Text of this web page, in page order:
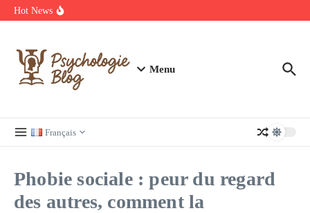
Aller au contenu
Hot News
Regardez Films et Séries en Streaming sur Wiflix
Menu
Français
Phobie sociale : peur du regard
des autres, comment la